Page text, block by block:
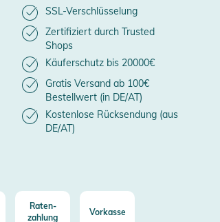
SSL-Verschlüsselung
Zertifiziert durch Trusted
Shops
Käuferschutz bis 20000€
Gratis Versand ab 100€
Bestellwert (in DE/AT)
Kostenlose Rücksendung (aus
DE/AT)
Raten-
zahlung
Vorkasse